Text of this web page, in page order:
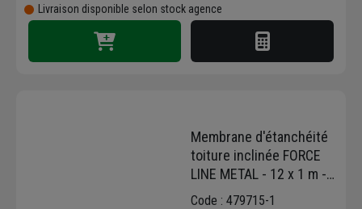
Livraison disponible selon stock agence
Membrane d'étanchéité
toiture inclinée FORCE
LINE METAL - 12 x 1 m -
ép. 1.8 mm
Code : 479715-1